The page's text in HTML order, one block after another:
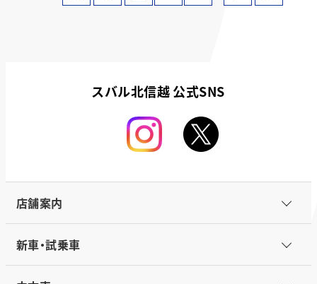
スバル北信越 公式SNS
店舗案内
新車・試乗車